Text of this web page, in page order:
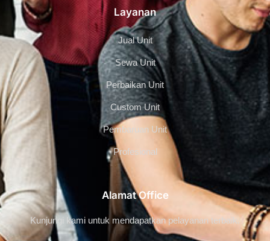
Layanan
Jual Unit
Sewa Unit
Perbaikan Unit
Custom Unit
Pembaruan Unit
Profesional
Alamat Office
Kunjungi kami untuk mendapatkan pelayanan terbaik.